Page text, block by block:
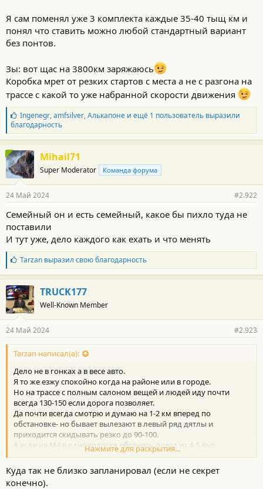
Я сам поменял уже 3 комплекта каждые 35-40 тыщ км и
понял что ставить можно любой стандартный вариант
без понтов.
Зы: вот щас на 3800км заряжаюсь
Коробка мрет от резких стартов с места а не с разгона на
трассе с какой то уже набранной скорости движения
Б
л
а
г
о
д
а
р
о
т
и
:
Ingenegr,amfsilver,Алькапонеи ещё 1 пользователь выразили
благодарность
Mihail71
Super Moderator Команда форума
24 Май 2024 #2.922
Семейный он и есть семейный, какое бы пихло туда не
поставили
И тут уже, дело каждого как ехать и что менять
Б
л
а
г
о
д
а
н
о
с
и
:
Tarzanвыразил свою благодарность
TRUCK177
Well-Known Member
24 Май 2024 #2.923
Tarzan написал(а):
Дело не в гонках а в весе авто.
Я то же езжу спокойно когда на районе или в городе.
Но на трассе с полным салоном вещей и людей иду почти
всегда 130-150 если дорога позволяет.
Да почти всегда смотрю и думаю на 1-2 км вперед по
обстановке- но бывает вылезают в левый ряд дятлы и
приходится скидывать резко до 90-100.
А если на М4 в однополоске обгонять поезд из 4-5 фур
Краснодарских то вклинивание между ними после обгона на
120-130 с торможением до 60-80 уже будет чревато перегревом
дисков.
Нажмите для раскрытия...
Куда так не близко запланировал (если не секрет
конечно).